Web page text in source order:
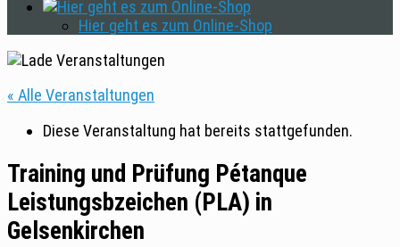
Hier geht es zum Online-Shop
« Alle Veranstaltungen
Diese Veranstaltung hat bereits stattgefunden.
Training und Prüfung Pétanque
Leistungsbzeichen (PLA) in
Gelsenkirchen